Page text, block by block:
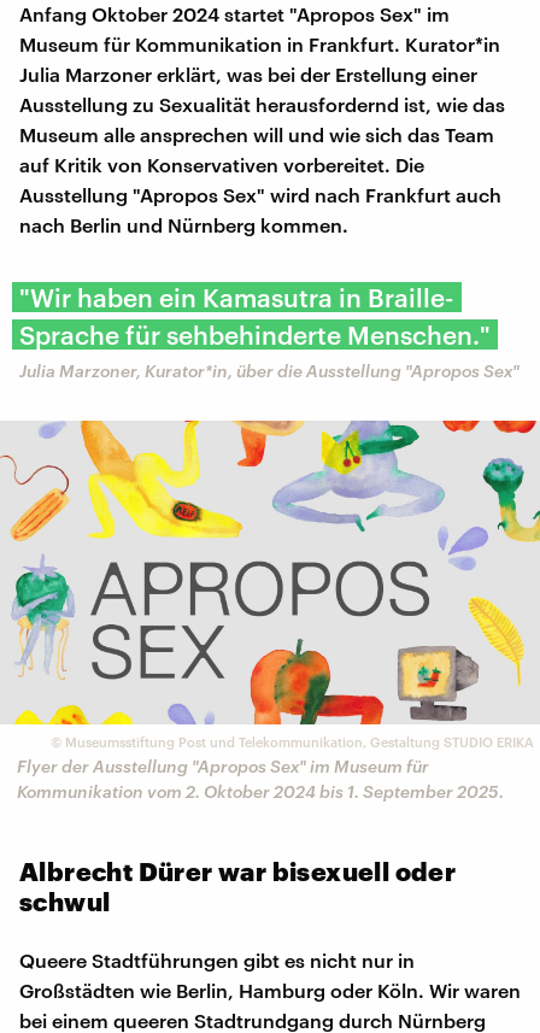
Anfang Oktober 2024 startet "Apropos Sex" im
Museum für Kommunikation in Frankfurt. Kurator*in
Julia Marzoner erklärt, was bei der Erstellung einer
Ausstellung zu Sexualität herausfordernd ist, wie das
Museum alle ansprechen will und wie sich das Team
auf Kritik von Konservativen vorbereitet. Die
Ausstellung "Apropos Sex" wird nach Frankfurt auch
nach Berlin und Nürnberg kommen.
"Wir haben ein Kamasutra in Braille-
Sprache für sehbehinderte Menschen."
Julia Marzoner, Kurator*in, über die Ausstellung "Apropos Sex"
© Museumsstiftung Post und Telekommunikation, Gestaltung STUDIO ERIKA
Flyer der Ausstellung "Apropos Sex" im Museum für
Kommunikation vom 2. Oktober 2024 bis 1. September 2025.
Albrecht Dürer war bisexuell oder
schwul
Queere Stadtführungen gibt es nicht nur in
Großstädten wie Berlin, Hamburg oder Köln. Wir waren
bei einem queeren Stadtrundgang durch Nürnberg